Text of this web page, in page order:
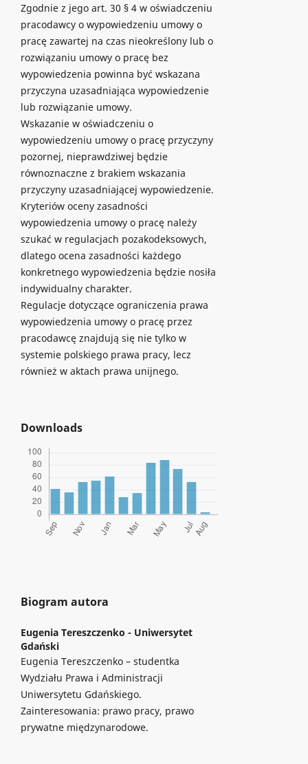
Zgodnie z jego art. 30 § 4 w oświadczeniu
pracodawcy o wypowiedzeniu umowy o
pracę zawartej na czas nieokreślony lub o
rozwiązaniu umowy o pracę bez
wypowiedzenia powinna być wskazana
przyczyna uzasadniająca wypowiedzenie
lub rozwiązanie umowy.
Wskazanie w oświadczeniu o
wypowiedzeniu umowy o pracę przyczyny
pozornej, nieprawdziwej będzie
równoznaczne z brakiem wskazania
przyczyny uzasadniającej wypowiedzenie.
Kryteriów oceny zasadności
wypowiedzenia umowy o pracę należy
szukać w regulacjach pozakodeksowych,
dlatego ocena zasadności każdego
konkretnego wypowiedzenia będzie nosiła
indywidualny charakter.
Regulacje dotyczące ograniczenia prawa
wypowiedzenia umowy o pracę przez
pracodawcę znajdują się nie tylko w
systemie polskiego prawa pracy, lecz
również w aktach prawa unijnego.
Downloads
Biogram autora
Eugenia Tereszczenko - Uniwersytet
Gdański
Eugenia Tereszczenko – studentka
Wydziału Prawa i Administracji
Uniwersytetu Gdańskiego.
Zainteresowania: prawo pracy, prawo
prywatne międzynarodowe.